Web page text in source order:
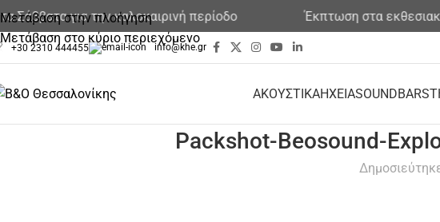
Μετάβαση στην πλοήγηση
Μετάβαση στο κύριο περιεχόμενο
για την καλοκαιρινή περίοδο Έκπτωση στα
+30 2310 444455 info@khe.gr
ΑΚΟΥΣΤΙΚΑΗΧΕΙΑSOUNDBARS
Packshot-Beosound-